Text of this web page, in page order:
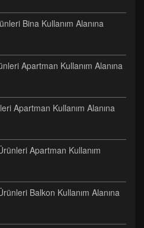
Bina Kullanım Alanına
Apartman Kullanım Alanına
Apartman Kullanım Alanına
Apartman Kullanım
Balkon Kullanım Alanına